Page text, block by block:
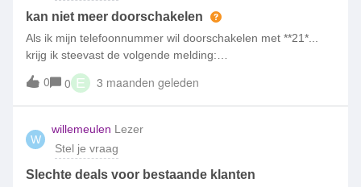
kan niet meer doorschakelen
Als ik mijn telefoonnummer wil doorschakelen met **21*...
krijg ik steevast de volgende melding:
VERBINDINGSPROBLEEM OF ONGELDIGE MMI-CODEDit
heeft altijd gewerkt maar nu niet meer.Iemand enig idee?
0 0 E 3 maanden geleden
W
willemeulen Lezer
Stel je vraag
Slechte deals voor bestaande klanten